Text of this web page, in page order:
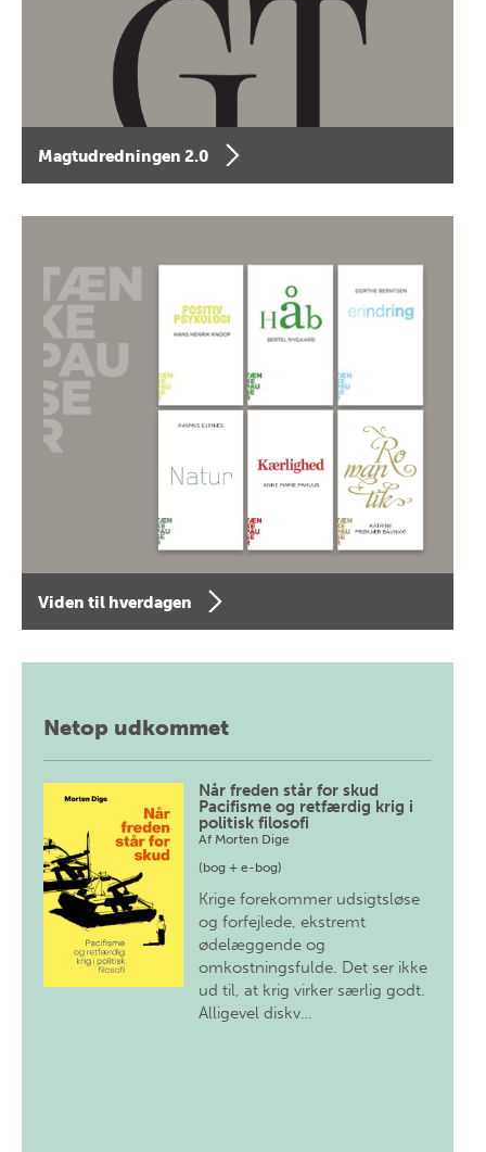
Magtudredningen 2.0
Viden til hverdagen
Netop udkommet
Når freden står for skud
Pacifisme og retfærdig krig i
politisk filosofi
Af Morten Dige
(bog + e-bog)
Krige forekommer udsigtsløse
og forfejlede, ekstremt
ødelæggende og
omkostningsfulde. Det ser ikke
ud til, at krig virker særlig godt.
Alligevel diskv…